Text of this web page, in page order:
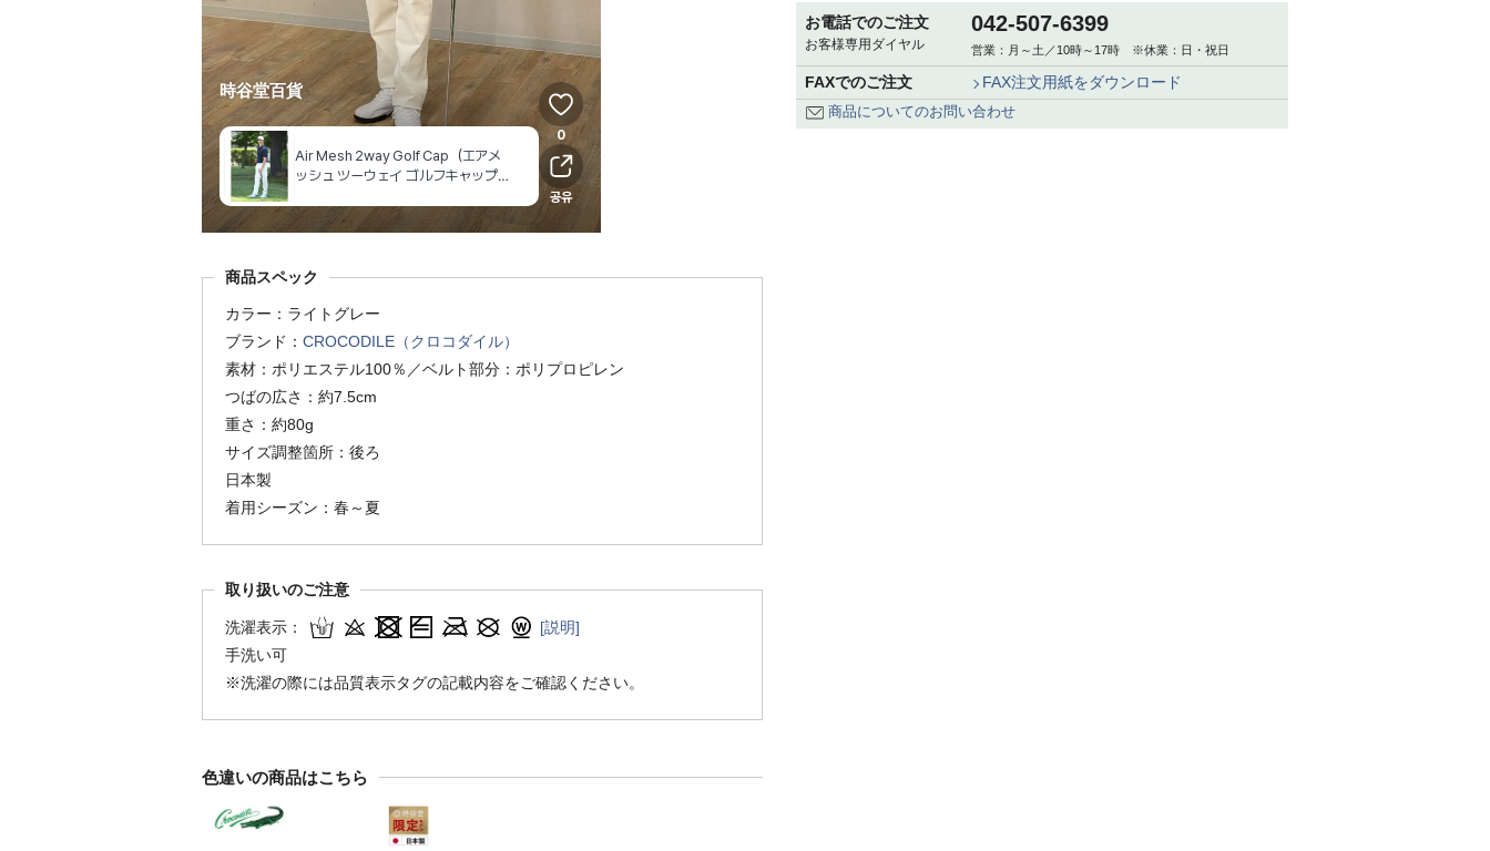
商品スペック
カラー：ライトグレー
ブランド： CROCODILE（クロコダイル）
素材：ポリエステル100％／ベルト部分：ポリプロピレン
つばの広さ：約7.5cm
重さ：約80g
サイズ調整箇所：後ろ
日本製
着用シーズン：春～夏
取り扱いのご注意
洗濯表示：
[説明]
手洗い可
※洗濯の際には品質表示タグの記載内容をご確認ください。
色違いの商品はこちら
お電話でのご注文
お客様専用ダイヤル
042-507-6399
営業：月～土／10時～17時 ※休業：日・祝日
FAXでのご注文 FAX注文用紙をダウンロード
商品についてのお問い合わせ